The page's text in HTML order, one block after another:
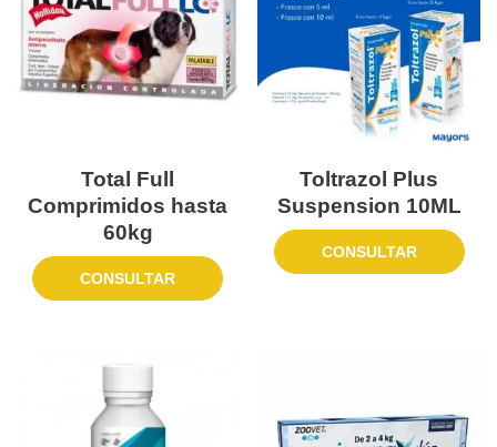
Total Full
Comprimidos hasta
60kg
CONSULTAR
Toltrazol Plus
Suspension 10ML
CONSULTAR